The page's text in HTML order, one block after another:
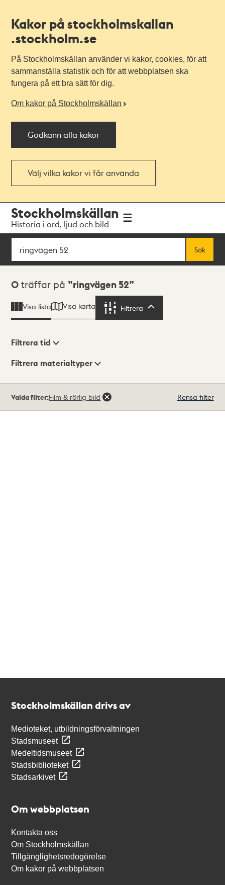
Kakor på stockholmskallan
.stockholm.se
På Stockholmskällan använder vi kakor, cookies, för att
sammanställa statistik och för att webbplatsen ska
fungera på ett bra sätt för dig.
Om kakor på Stockholmskällan
Godkänn alla kakor
Välj vilka kakor vi får använda
navigationen
huvudinnehållet
Stockholmskällan
Historia i ord, ljud och bild
Sök
Sök
Sökresultat
0 träffar på ringvägen 52
Visa lista Visa karta Filtrera
Visningsläge
Filtrera tid
Filtrera materialtyper
träffar
Valda filter:Film & rörlig bild Rensa filter
Stockholmskällan drivs av
Medioteket, utbildningsförvaltningen
Stadsmuseet
Medeltidsmuseet
Stadsbiblioteket
Stadsarkivet
Om webbplatsen
Kontakta oss
Om Stockholmskällan
Tillgänglighetsredogörelse
Om kakor på webbplatsen